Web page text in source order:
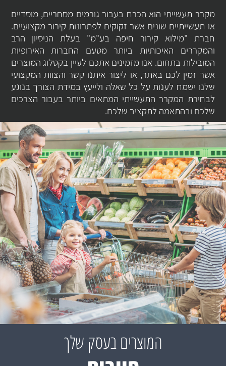
מקרר תעשייתי הוא הכרח בעבור גורמים מסחריים, מוסדיים
או תעשייתיים שונים אשר זקוקים לפתרונות קירור מקצועיים.
חברת "מילוא קירור חיפה בע"מ" בעלת הניסיון הרב
והמקררים האיכותיות ביותר מטעם החברות האירופיות
המובילות בתחום. אנו מזמינים אתכם לעיין בקטלוג המוצרים
אשר זמין לכם באתר, או ליצור איתנו קשר והצוות המקצועי
שלנו ישמח לענות על כל שאלה ולייעץ במידת הצורך בנוגע
לבחירת המקרר התעשייתי המתאים ביותר בעבור הצרכים
שלכם ובהתאמה לתקציב שלכם.
המוצרים בעסק שלך
המוצרים בעסק שלך
המוצרים בעסק שלך